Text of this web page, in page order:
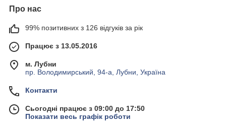
Про нас
99% позитивних з 126 відгуків за рік
Працює з 13.05.2016
м. Лубни
пр. Володимирський, 94-а, Лубни, Україна
Контакти
Сьогодні працює з 09:00 до 17:50
Показати весь графік роботи